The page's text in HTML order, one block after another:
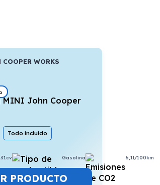
WORKS
Todo incluido
Gasolina 6,1l/100km
PRODUCTO